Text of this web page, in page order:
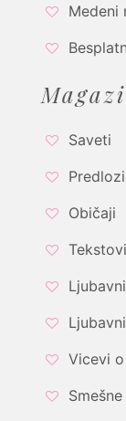
Medeni
Saveti
Predlozi
Običaji
Vicevi